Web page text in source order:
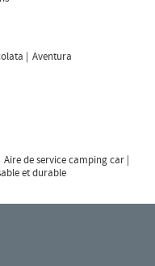
Aventura
Aire de service camping car
et durable